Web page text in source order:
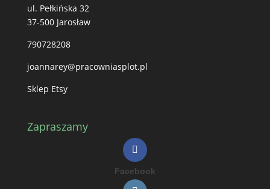
ul. Pełkińska 32
37-500 Jarosław
790728208
joannarey@pracowniasplot.pl
Sklep Etsy
Zapraszamy
Facebook